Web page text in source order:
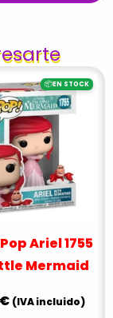
📦EN STOCK
Ariel 1755
Mermaid
€ (IVA incluido)